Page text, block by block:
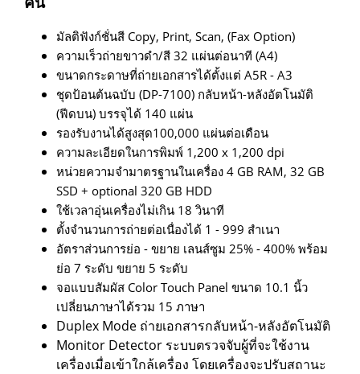
มัลติฟังก์ชั่นสี Copy, Print, Scan, (Fax Option)
ความเร็วถ่ายขาวดำ/สี 32 แผ่นต่อนาที (A4)
ขนาดกระดาษที่ถ่ายเอกสารได้ตั้งแต่ A5R - A3
ชุดป้อนต้นฉบับ (DP-7100) กลับหน้า-หลังอัตโนมัติ
(ฟีดบน) บรรจุได้ 140 แผ่น
รองรับงานได้สูงสุด100,000 แผ่นต่อเดือน
ความละเอียดในการพิมพ์ 1,200 x 1,200 dpi
หน่วยความจำมาตรฐานในเครื่อง 4 GB RAM, 32 GB
SSD + optional 320 GB HDD
ใช้เวลาอุ่นเครื่องไม่เกิน 18 วินาที
ตั้งจำนวนการถ่ายต่อเนื่องได้ 1 - 999 สำเนา
อัตราส่วนการย่อ - ขยาย เลนส์ซูม 25% - 400% พร้อม
ย่อ 7 ระดับ ขยาย 5 ระดับ
จอแบบสัมผัส Color Touch Panel ขนาด 10.1 นิ้ว
เปลี่ยนภาษาได้รวม 15 ภาษา
Duplex Mode ถ่ายเอกสารกลับหน้า-หลังอัตโนมัติ
Monitor Detector ระบบตรวจจับผู้ที่จะใช้งาน
เครื่องเมื่อเข้าใกล้เครื่อง โดยเครื่องจะปรับสถานะ